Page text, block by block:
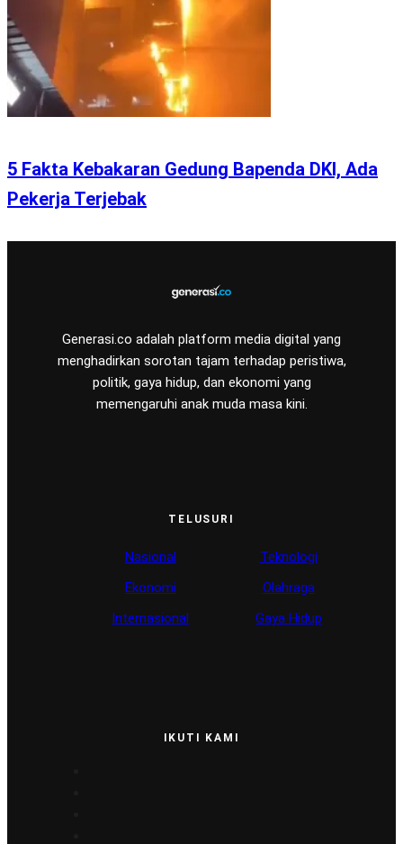
5 Fakta Kebakaran Gedung Bapenda DKI, Ada
Pekerja Terjebak
Generasi.co adalah platform media digital yang
menghadirkan sorotan tajam terhadap peristiwa,
politik, gaya hidup, dan ekonomi yang
memengaruhi anak muda masa kini.
TELUSURI
Nasional
Ekonomi
Internasional
Teknologi
Olahraga
Gaya Hidup
IKUTI KAMI